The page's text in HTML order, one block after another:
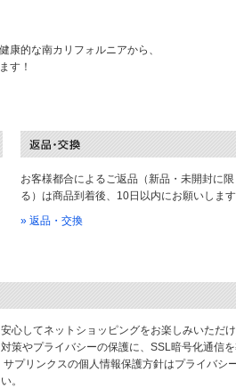
康的な南カリフォルニアから、
す！
お客様都合によるご返品（新品・未開封に限
る）は商品到着後、10日以内にお願いします
» 返品・交換
心してネットショッピングをお楽しみいただけ
策やプライバシーの保護に、SSL暗号化通信
サプリンクスの個人情報保護方針はプライバシ
。